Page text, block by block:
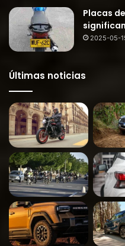
Placas
2025-05-
Últimas noticias